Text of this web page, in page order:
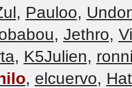
, Pauloo,
, Jethro,
, K5Julien,
, elcuervo,